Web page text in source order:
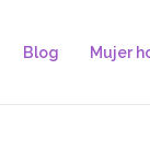
Blog Mujer